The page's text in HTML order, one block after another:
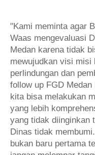
"Kami meminta agar
Waas mengevaluasi
Medan karena tidak
mewujudkan visi misi
perlindungan dan
follow up FGD
kita bisa melakukan
yang lebih
yang tidak diinginkan
Dinas tidak
bukan baru pertama